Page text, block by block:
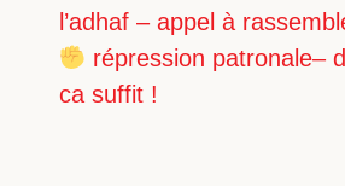
l’adhaf – appel à
répression patronale–
ca suffit !